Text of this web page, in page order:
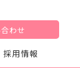
わせ
採用情報